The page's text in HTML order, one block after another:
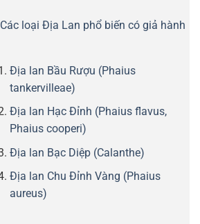
Các loại Địa Lan phổ biến có giả hành
Địa lan Bầu Rượu (Phaius
tankervilleae)
Địa lan Hạc Đỉnh (Phaius flavus,
Phaius cooperi)
Địa lan Bạc Diệp (Calanthe)
Địa lan Chu Đỉnh Vàng (Phaius
aureus)